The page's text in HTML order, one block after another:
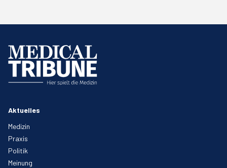
Aktuelles
Medizin
Praxis
Politik
Meinung